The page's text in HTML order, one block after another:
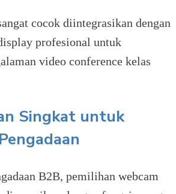
cocok diintegrasikan dengan
profesional untuk
video conference kelas
Singkat untuk
B2B, pemilihan webcam